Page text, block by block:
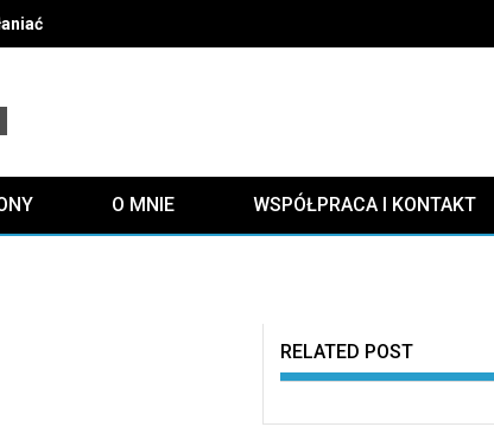
grzejnika i zachować efektywne ogrzewanie oraz estetykę
O MNIE WSPÓŁPRACA I KONTAKT
RELATED POST